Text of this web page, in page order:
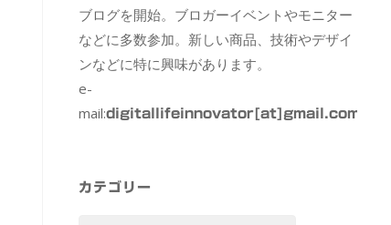
ブログを開始。ブロガーイベントやモニター
などに多数参加。新しい商品、技術やデザイ
ンなどに特に興味があります。
e-
mail:digitallifeinnovator[at]gmail.com
カテゴリー